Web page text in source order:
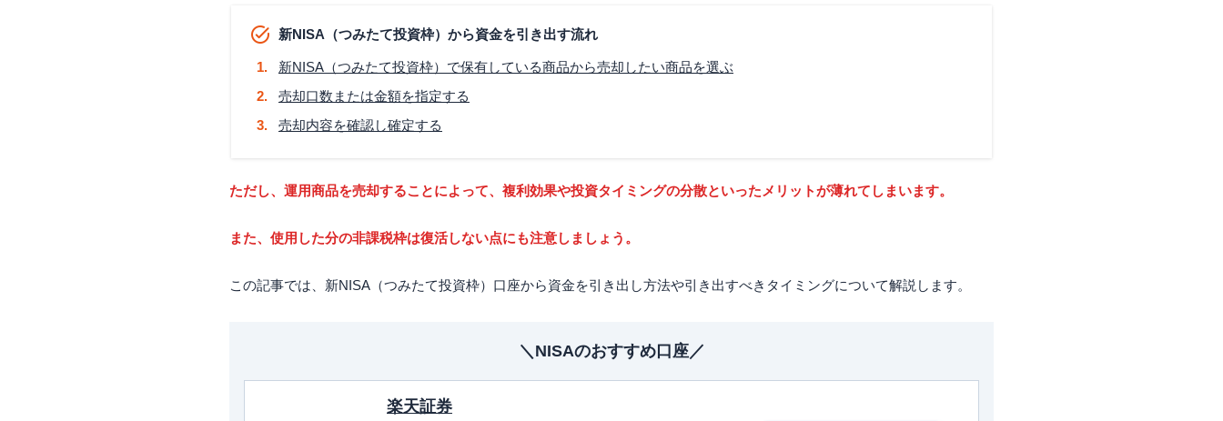
新NISA（つみたて投資枠）から資金を引き出す流れ
新NISA（つみたて投資枠）で保有している商品から売却したい商品を選ぶ
売却口数または金額を指定する
売却内容を確認し確定する
ただし、運用商品を売却することによって、複利効果や投資タイミングの分散といったメリットが薄れてしまいます。
また、使用した分の非課税枠は復活しない点にも注意しましょう。
この記事では、新NISA（つみたて投資枠）口座から資金を引き出し方法や引き出すべきタイミングについて解説します。
＼NISAのおすすめ口座／
楽天証券